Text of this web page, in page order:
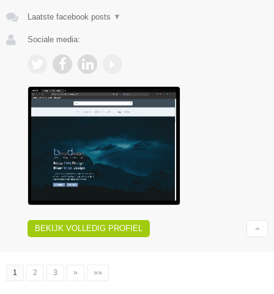
Laatste facebook posts ▼
Sociale media:
BEKIJK VOLLEDIG PROFIEL
1 2 3 » »»